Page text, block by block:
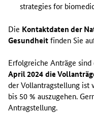
strategies for
Die Kontaktdaten der
Gesundheitfinden Sie
Erfolgreiche Anträge
April 2024die
der Vollantragstellung ist
bis 50 % auszugehen.
Antragstellung.